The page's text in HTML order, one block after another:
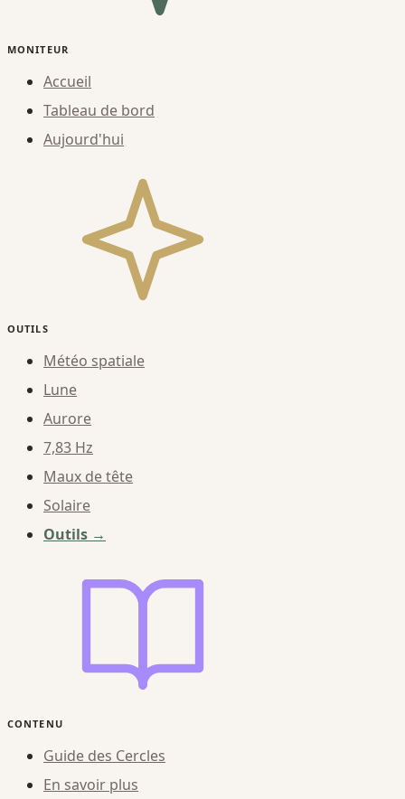
MONITEUR
Accueil
Tableau de bord
Aujourd'hui
OUTILS
Météo spatiale
Lune
Aurore
7,83 Hz
Maux de tête
Solaire
Outils →
CONTENU
Guide des Cercles
En savoir plus